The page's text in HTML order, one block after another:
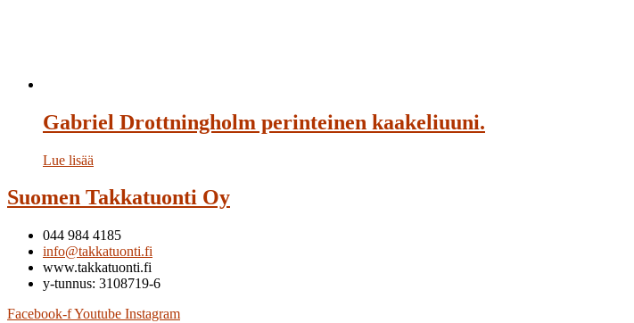
Gabriel Drottningholm perinteinen kaakeliuuni.
Lue lisää
Suomen Takkatuonti Oy
044 984 4185
info@takkatuonti.fi
www.takkatuonti.fi
y-tunnus: 3108719-6
Facebook-fYoutube Instagram